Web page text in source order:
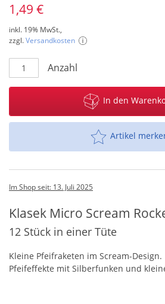
1,49 €
inkl. 19% MwSt.,
zzgl.Versandkosten
Anzahl
In den
Artikel
Im Shop seit: 13. Juli 2025
Klasek Micro Scream
12 Stück in einer Tüte
Kleine Pfeifraketen im Scream-Design.
Pfeifeffekte mit Silberfunken und